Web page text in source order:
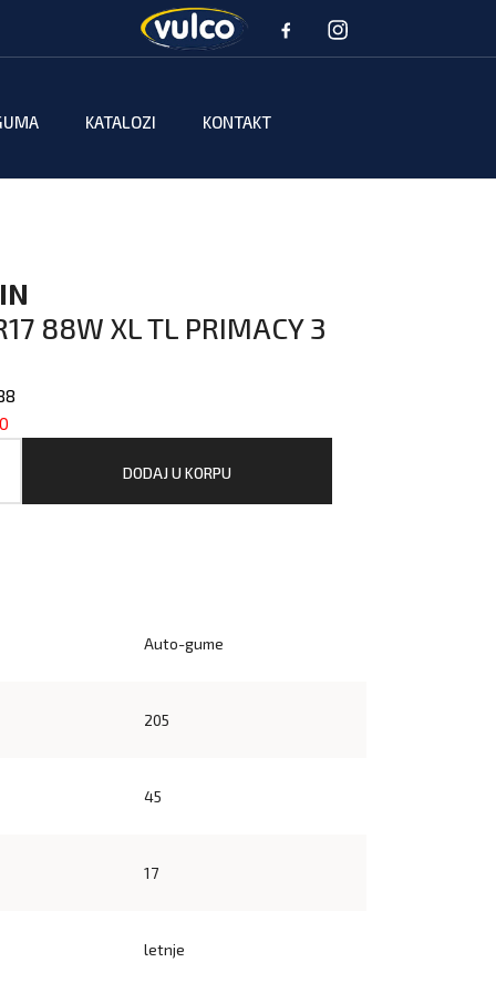
KATALOZI KONTAKT
88W XL TL PRIMACY 3
DODAJ U KORPU
Auto-gume
205
45
17
letnje